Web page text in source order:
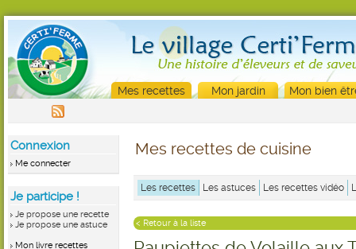
Mes recettes Mon jardin Mon bien
Connexion
Me connecter
Je participe !
Je propose une recette
Je propose une astuce
Mon livre recettes
Mes recettes de cuisine
Les recettes Les astuces Les recettes vidéo
< Retour à la liste